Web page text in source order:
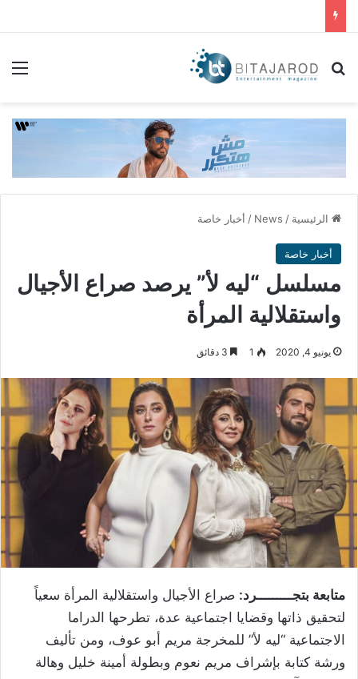
بحث عن
الرئيسية /
News
/ أخبار خاصة
أخبار خاصة
مسلسل “ليه لأ” يرصد صراع الأجيال
واستقلالية المرأة
يونيو 4, 2020 1
متابعة بتجـــــــــرد: صراع الأجيال واستقلالية المرأة سعياً
لتحقيق ذاتها وقضايا اجتماعية عدة، تطرحها الدراما
الاجتماعية “ليه لأ” للمخرجة مريم أبو عوف، ومن تأليف
ورشة كتابة بإشراف مريم نعوم وبطولة أمينة خليل وهالة